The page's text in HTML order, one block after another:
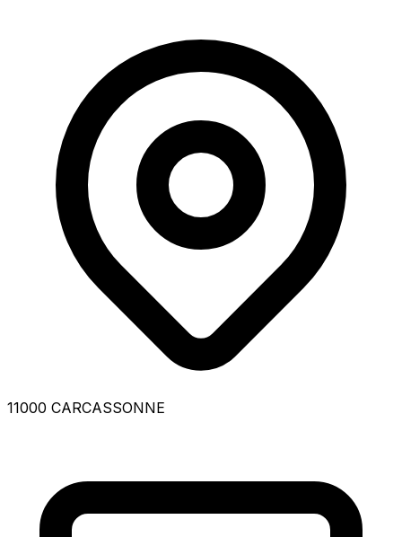
11000 CARCASSONNE